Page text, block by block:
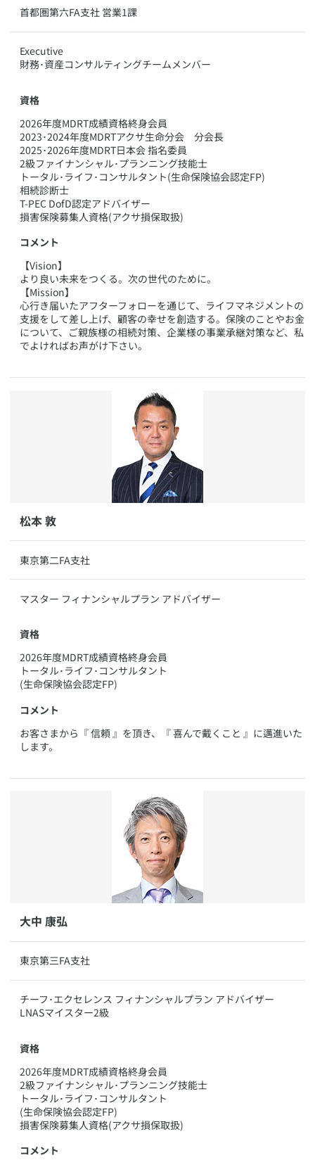
​​首都圏第六FA支社 営業1課
​Executive
財務･資産コンサルティングチームメンバー
資格
​2026年度MDRT成績資格終身会員
2023･2024年度MDRTアクサ生命分会 分会長
2025･2026年度MDRT日本会 指名委員
2級ファイナンシャル･プランニング技能士
トータル･ライフ･コンサルタント(生命保険協会認定FP)
相続診断士
T-PEC DofD認定アドバイザー
損害保険募集人資格(アクサ損保取扱)
コメント
​​【Vision】
より良い未来をつくる。次の世代のために。
【Mission】
心行き届いたアフターフォローを通じて、ライフマネジメントの
支援をして差し上げ、顧客の幸せを創造する。保険のことやお金
について、ご親族様の相続対策、企業様の事業承継対策など、私
でよければお声がけ下さい。
​松本 敦
​東京第二FA支社
​マスター フィナンシャルプラン アドバイザー
資格
​2026年度MDRT成績資格終身会員
トータル･ライフ･コンサルタント
(生命保険協会認定FP)
コメント
​お客さまから『 信頼 』を頂き、『 喜んで戴くこと 』に邁進いた
します。
​大中 康弘
​東京第三FA支社
​チーフ･エクセレンス フィナンシャルプラン アドバイザー
LNASマイスター2級
資格
​2026年度MDRT成績資格終身会員
2級ファイナンシャル･プランニング技能士
トータル･ライフ･コンサルタント
(生命保険協会認定FP)
損害保険募集人資格(アクサ損保取扱)
コメント